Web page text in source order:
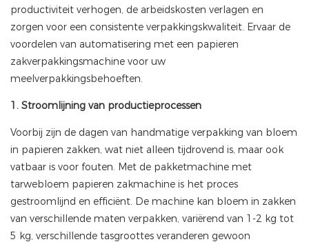
productiviteit verhogen, de arbeidskosten verlagen en
zorgen voor een consistente verpakkingskwaliteit. Ervaar de
voordelen van automatisering met een papieren
zakverpakkingsmachine voor uw
meelverpakkingsbehoeften.
1. Stroomlijning van productieprocessen
Voorbij zijn de dagen van handmatige verpakking van bloem
in papieren zakken, wat niet alleen tijdrovend is, maar ook
vatbaar is voor fouten. Met de pakketmachine met
tarwebloem papieren zakmachine is het proces
gestroomlijnd en efficiënt. De machine kan bloem in zakken
van verschillende maten verpakken, variërend van 1-2 kg tot
5 kg, verschillende tasgroottes veranderen gewoon